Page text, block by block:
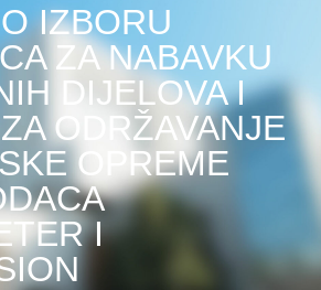
IZBORU
ZA NABAVKU
DIJELOVA I
ODRŽAVANJE
OPREME
I